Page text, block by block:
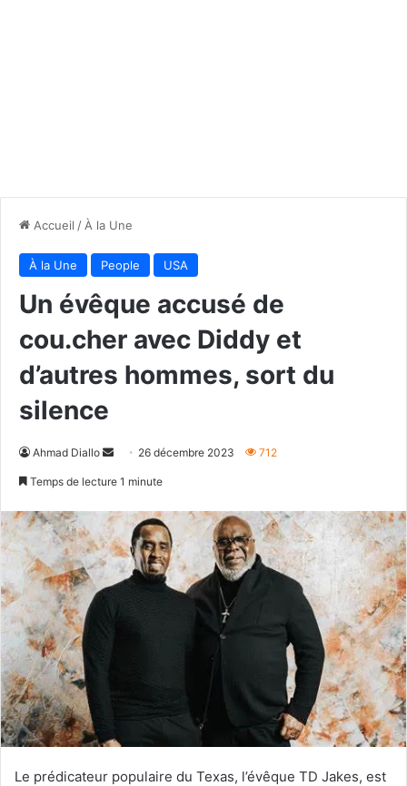
Accueil / À la Une
À la Une People USA
Un évêque accusé de
cou.cher avec Diddy et
d’autres hommes, sort du
silence
Ahmad Diallo
Envoyer26 décembre 2023 712
Temps de lecture 1 minute
Le prédicateur populaire du Texas, l’évêque TD Jakes, est